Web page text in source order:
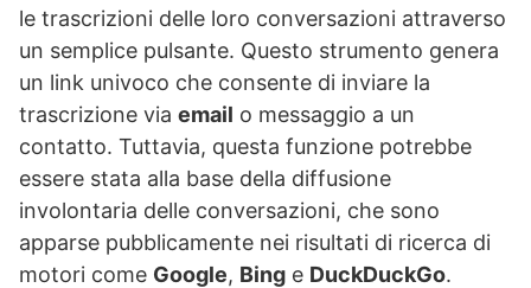
le trascrizioni delle loro conversazioni attraverso
un semplice pulsante. Questo strumento genera
un link univoco che consente di inviare la
trascrizione via email o messaggio a un
contatto. Tuttavia, questa funzione potrebbe
essere stata alla base della diffusione
involontaria delle conversazioni, che sono
apparse pubblicamente nei risultati di ricerca di
motori come Google, Bing e DuckDuckGo.